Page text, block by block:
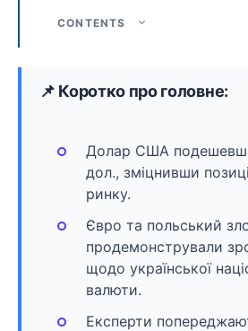
CONTENTS
📌 Коротко про головне:
Долар США
дол., зміцнивши
ринку.
Євро та польський
продемонстрували
щодо української
валюти.
Експерти